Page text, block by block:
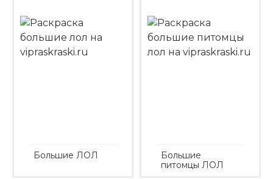
Большие ЛОЛ
Большие
питомцы ЛОЛ